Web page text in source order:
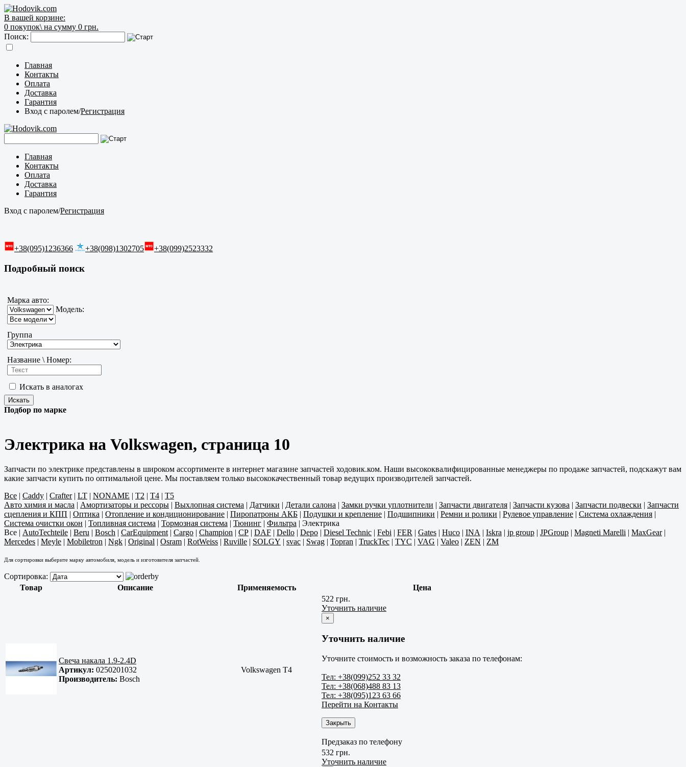
В вашей корзине:
0 покупок\ на сумму 0 грн.
Поиск:
Главная
Контакты
Оплата
Доставка
Гарантия
Вход с паролем/Регистрация
Главная
Контакты
Оплата
Доставка
Гарантия
Вход с паролем/Регистрация
+38(095)1236366 +38(098)1302705 +38(099)2523332
Подробный поиск
Марка авто:
Модель:
Группа
Название \ Номер:
Искать в аналогах
Подбор по марке
Электрика на Volkswagen, страница 10
Запчасти по электрике представлены в широком ассортименте в интернет магазине запчастей ходовик.ком. Наши высококвалифицированные менеджеры по продаже запчастей, подскажут вам
какие запчасти купить по оптимальной цене. Мы поставляем только высококачественный товар ведущих производителей запчастей.
Все | Caddy | Crafter| LT | NONAME | T2 | T4 | T5
Авто химия и масла | Амортизаторы и рессоры | Выхлопная система | Датчики | Детали салона | Замки ручки уплотнители | Запчасти двигателя | Запчасти кузова | Запчасти подвески | Запчасти
сцепления и КПП | Оптика | Отопление и кондиционирование | Пиропатроны АКБ | Подушки и крепление | Подшипники | Ремни и ролики | Рулевое управление | Система охлаждения |
Система очистки окон | Топливная система | Тормозная система | Тюнинг | Фильтра | Электрика
Все | AutoTechteile | Beru | Bosch | CarEquipment | Cargo | Champion | CP | DAF | Dello | Depo | Diesel Technic | Febi | FER | Gates | Huco | INA | Iskra | jp group | JPGroup | Magneti Marelli | MaxGear|
Mercedes | Meyle | Mobiletron | Ngk | Original | Osram | RotWeiss | Ruville | SOLGY | svac | Swag | Topran | TruckTec | TYC | VAG | Valeo | ZEN | ZM
Для сортировки выберите марку автомобиля, модель и изготовителя запчастей.
Сортировка:
Товар
Описание Применяемость Цена
Свеча накала 1.9-2.4D
Артикул: 0250201032
Производитель: Bosch
Volkswagen T4
522 грн.
Уточнить наличие
×
Уточнить наличие
Уточните стоимость и возможность заказа по телефонам:
Тел: +38(099)252 33 32
Тел: +38(068)488 83 13
Тел: +38(095)123 63 66
Перейти на Контакты
Закрыть
Предзаказ по телефону
532 грн.
Уточнить наличие